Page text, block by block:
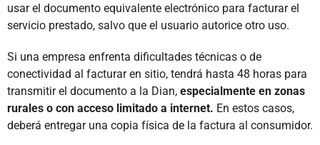
usar el documento equivalente electrónico para facturar el
servicio prestado, salvo que el usuario autorice otro uso.
Si una empresa enfrenta dificultades técnicas o de
conectividad al facturar en sitio, tendrá hasta 48 horas para
transmitir el documento a la Dian, especialmente en zonas
rurales o con acceso limitado a internet. En estos casos,
deberá entregar una copia física de la factura al consumidor.